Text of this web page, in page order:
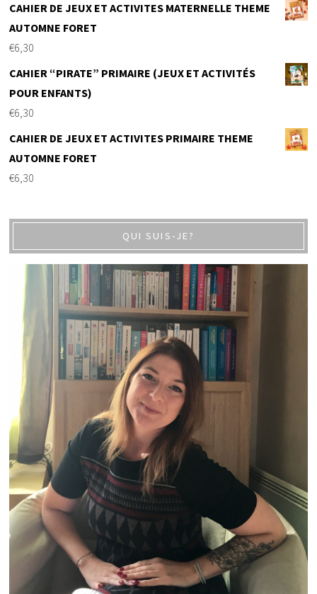
CAHIER DE JEUX ET ACTIVITES MATERNELLE THEME
AUTOMNE FORET
€6,30
CAHIER “PIRATE” PRIMAIRE (JEUX ET ACTIVITÉS
POUR ENFANTS)
€6,30
CAHIER DE JEUX ET ACTIVITES PRIMAIRE THEME
AUTOMNE FORET
€6,30
QUI SUIS-JE?